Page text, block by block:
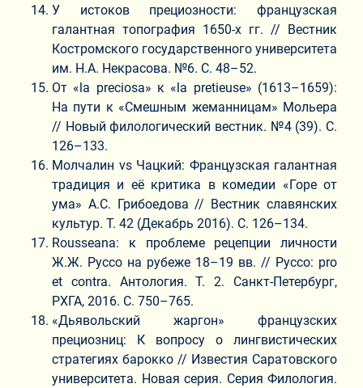
У истоков прециозности: французская
галантная топография 1650-х гг. // Вестник
Костромского государственного университета
им. Н.А. Некрасова. №6. С. 48–52.
От «la preciosa» к «la pretieuse» (1613–1659):
На пути к «Смешным жеманницам» Мольера
// Новый филологический вестник. №4 (39). С.
126–133.
Молчалин vs Чацкий: Французская галантная
традиция и её критика в комедии «Горе от
ума» А.С. Грибоедова // Вестник славянских
культур. Т. 42 (Декабрь 2016). C. 126–134.
Rousseana: к проблеме рецепции личности
Ж.Ж. Руссо на рубеже 18–19 вв. // Руссо: pro
et contra. Антология. Т. 2. Санкт-Петербург,
РХГА, 2016. С. 750–765.
«Дьявольский жаргон» французских
прециозниц: К вопросу о лингвистических
стратегиях барокко // Известия Саратовского
университета. Новая серия. Серия Филология.